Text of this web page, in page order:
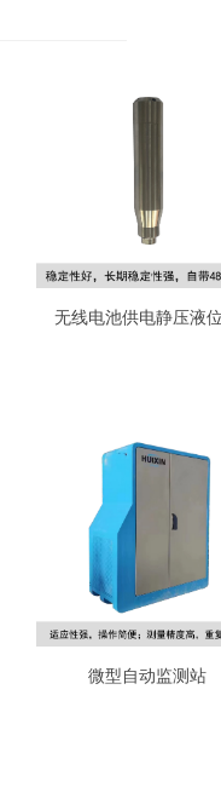
无线电池供电静压液
微型自动监测站